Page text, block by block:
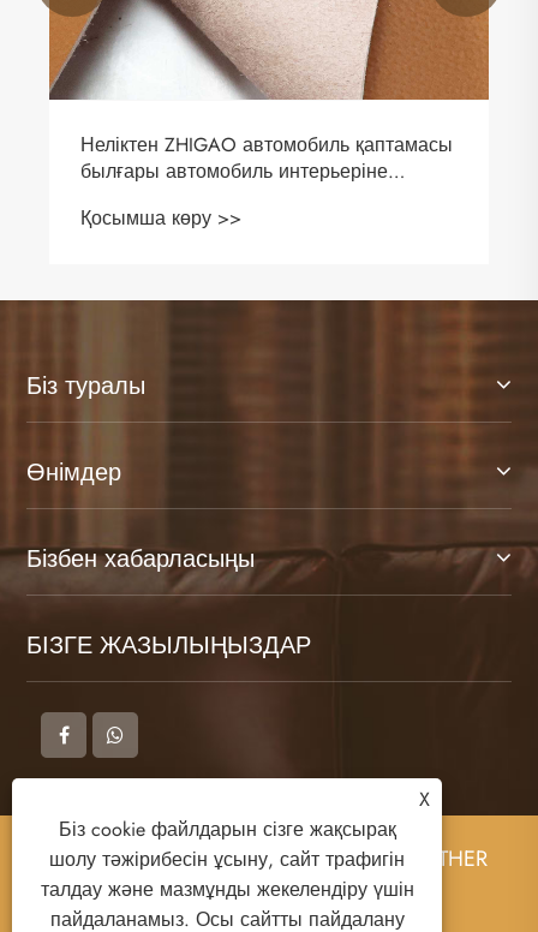
Неліктен ZHIGAO автомобиль қаптамасы
былғары автомобиль интерьеріне
саналады?
Қосымша көру >>
Біз туралы
Өнімдер
Бізбен хабарласыңы
БІЗГЕ ЖАЗЫЛЫҢЫЗДАР
Copyright © 2025 DONGGUAN ZHIGAO LEATHER
CO., LTD Барлық құқықтар қорғалған.
X
Біз cookie файлдарын сізге жақсырақ
шолу тәжірибесін ұсыну, сайт трафигін
талдау және мазмұнды жекелендіру үшін
пайдаланамыз. Осы сайтты пайдалану